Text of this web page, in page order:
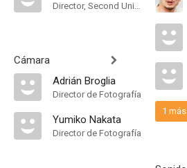
Director, Second Unit Director
Cámara
Adrián Broglia
Director de Fotografía
Yumiko Nakata
Director de Fotografía
1 más